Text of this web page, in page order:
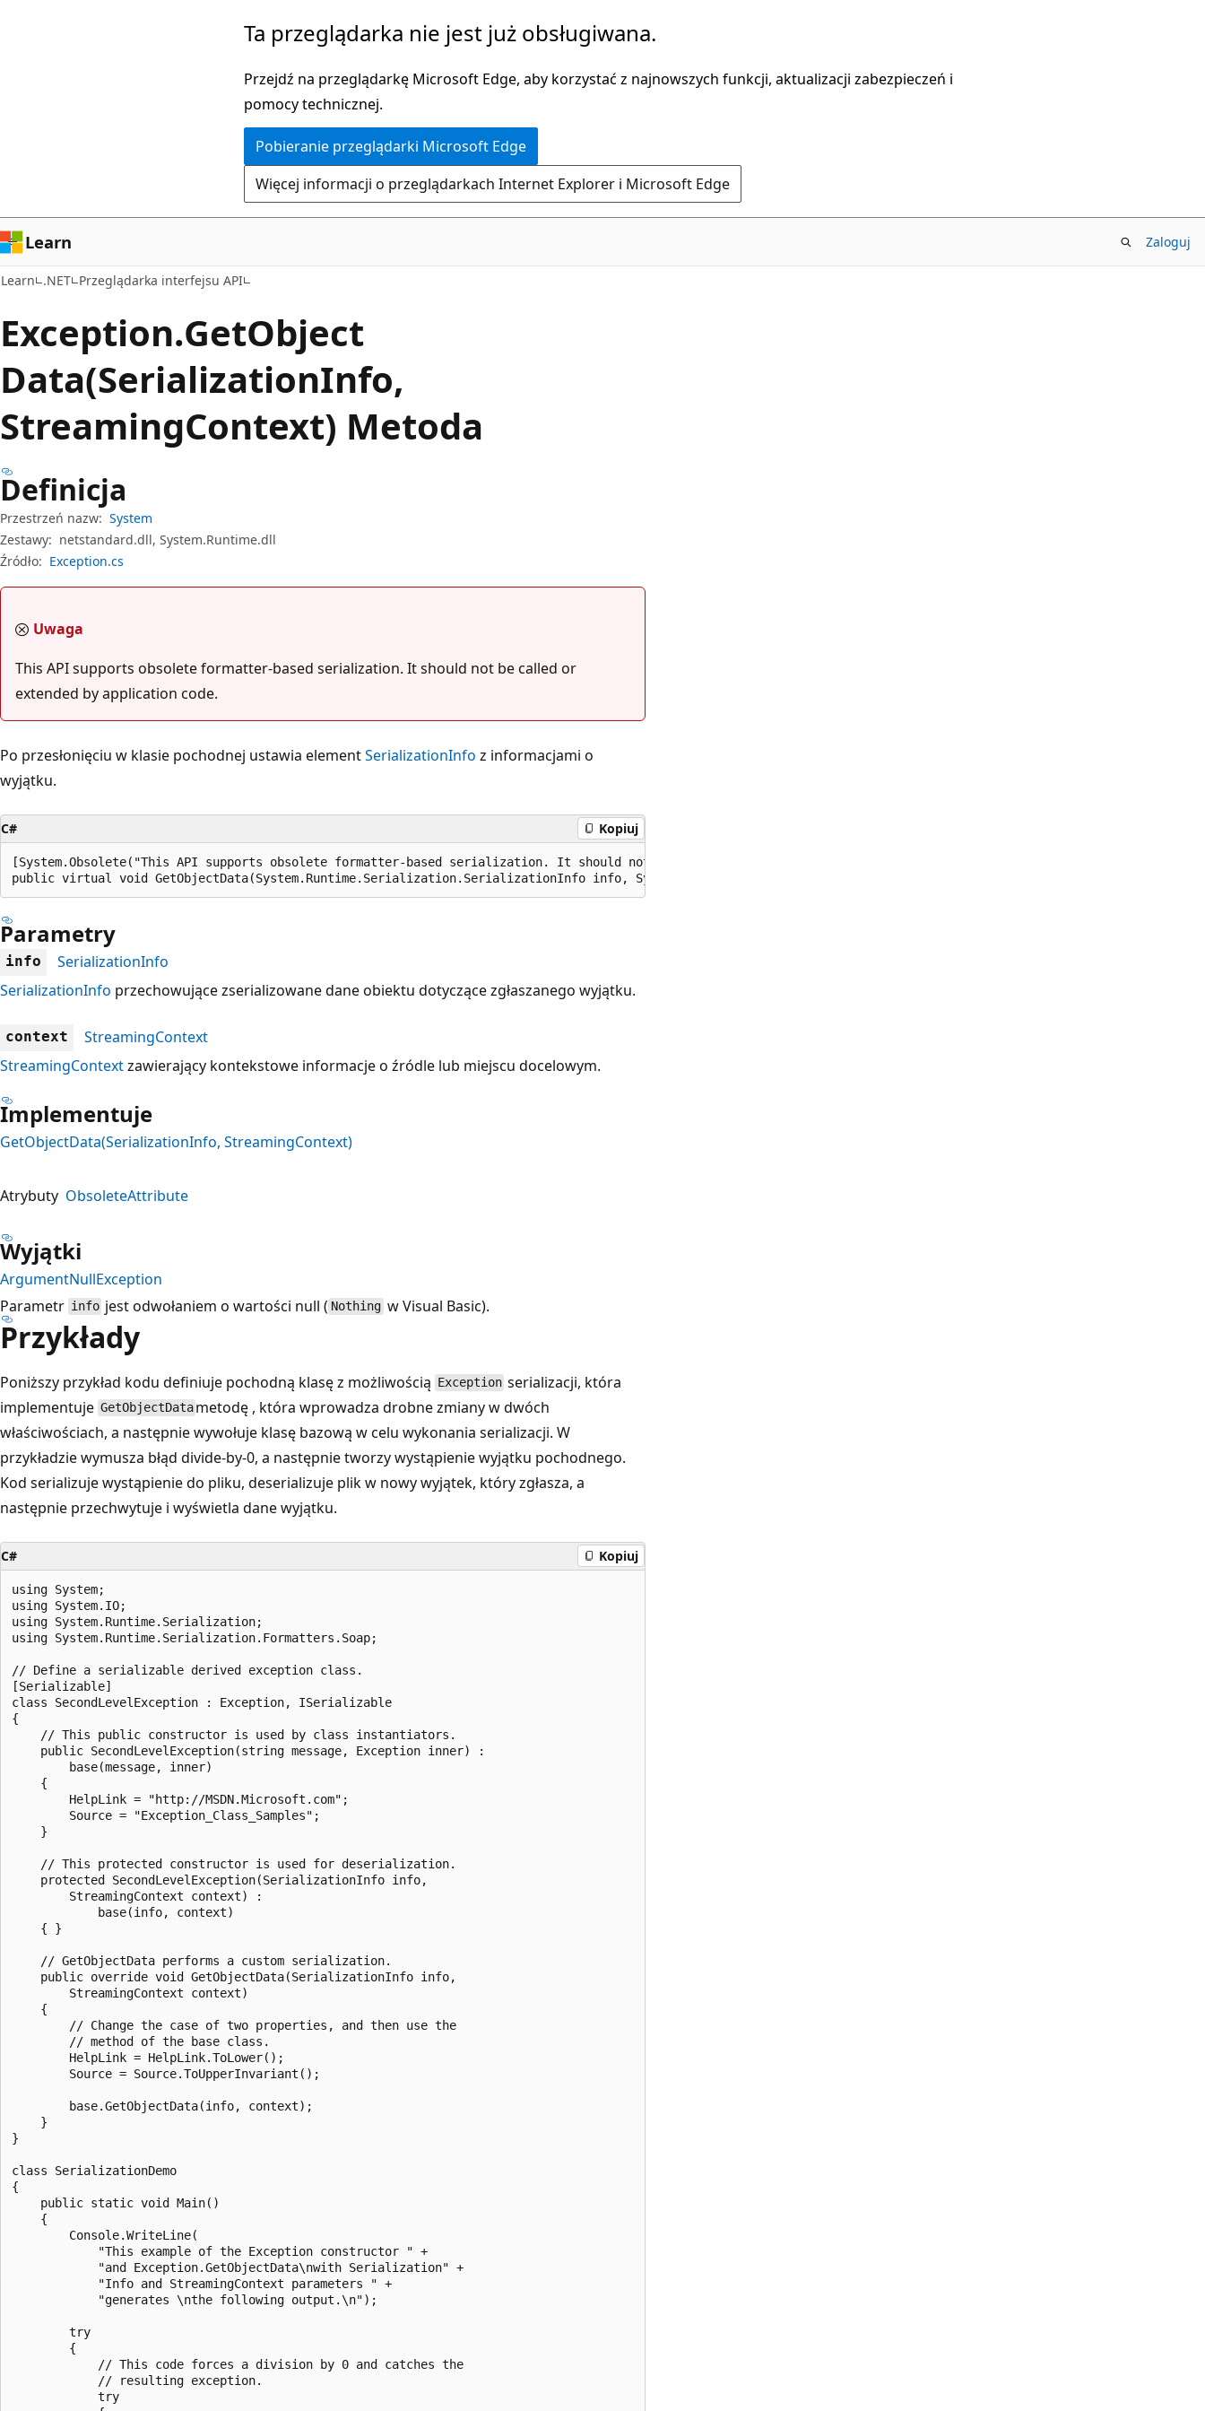
Ta przeglądarka nie jest już obsługiwana.
Przejdź na przeglądarkę Microsoft Edge, aby korzystać z najnowszych funkcji, aktualizacji zabezpieczeń i
pomocy technicznej.
Pobieranie przeglądarki Microsoft Edge
Więcej informacji o przeglądarkach Internet Explorer i Microsoft Edge
Learn Zaloguj
Learn .NET Przeglądarka interfejsu API
Exception.GetObject
Data(SerializationInfo,
StreamingContext) Metoda
Definicja
Przestrzeń nazw: System
Zestawy: netstandard.dll, System.Runtime.dll
Źródło: Exception.cs
Uwaga
This API supports obsolete formatter-based serialization. It should not be called or
extended by application code.
Po przesłonięciu w klasie pochodnej ustawia elementSerializationInfo z informacjami o
wyjątku.
C# Kopiuj
[System.Obsolete("This API supports obsolete formatter-based serialization. It should not be called or extended by application code.", DiagnosticId="SYSLIB0051",
public virtual void GetObjectData(System.Runtime.Serialization.SerializationInfo info, System.Runtime.Serialization.StreamingContext context);
Parametry
info
SerializationInfo
SerializationInfo przechowujące zserializowane dane obiektu dotyczące zgłaszanego wyjątku.
context
StreamingContext
StreamingContextzawierający kontekstowe informacje o źródle lub miejscu docelowym.
Implementuje
GetObjectData(SerializationInfo, StreamingContext)
Atrybuty ObsoleteAttribute
Wyjątki
ArgumentNullException
Parametr info jest odwołaniem o wartości null ( Nothing w Visual Basic).
Przykłady
Poniższy przykład kodu definiuje pochodną klasę z możliwością Exception serializacji, która
implementuje GetObjectData metodę , która wprowadza drobne zmiany w dwóch
właściwościach, a następnie wywołuje klasę bazową w celu wykonania serializacji. W
przykładzie wymusza błąd divide-by-0, a następnie tworzy wystąpienie wyjątku pochodnego.
Kod serializuje wystąpienie do pliku, deserializuje plik w nowy wyjątek, który zgłasza, a
następnie przechwytuje i wyświetla dane wyjątku.
C# Kopiuj
using System;
using System.IO;
using System.Runtime.Serialization;
using System.Runtime.Serialization.Formatters.Soap;
// Define a serializable derived exception class.
[Serializable]
class SecondLevelException : Exception, ISerializable
{
    // This public constructor is used by class instantiators.
    public SecondLevelException(string message, Exception inner) :
        base(message, inner)
    {
        HelpLink = "http://MSDN.Microsoft.com";
        Source = "Exception_Class_Samples";
    }
    // This protected constructor is used for deserialization.
    protected SecondLevelException(SerializationInfo info,
        StreamingContext context) :
            base(info, context)
    { }
    // GetObjectData performs a custom serialization.
    public override void GetObjectData(SerializationInfo info,
        StreamingContext context)
    {
        // Change the case of two properties, and then use the
        // method of the base class.
        HelpLink = HelpLink.ToLower();
        Source = Source.ToUpperInvariant();
        base.GetObjectData(info, context);
    }
}
class SerializationDemo
{
    public static void Main()
    {
        Console.WriteLine(
            "This example of the Exception constructor " +
            "and Exception.GetObjectData\nwith Serialization" +
            "Info and StreamingContext parameters " +
            "generates \nthe following output.\n");
        try
        {
            // This code forces a division by 0 and catches the
            // resulting exception.
            try